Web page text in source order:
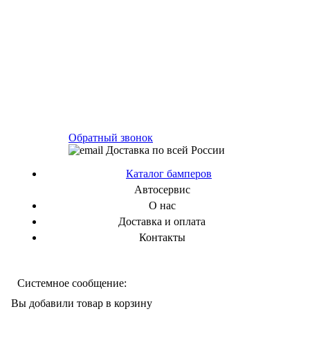
Обратный звонок
Доставка по всей России
Каталог бамперов
Автосервис
О нас
Доставка и оплата
Контакты
Системное сообщение:
Вы добавили товар в корзину